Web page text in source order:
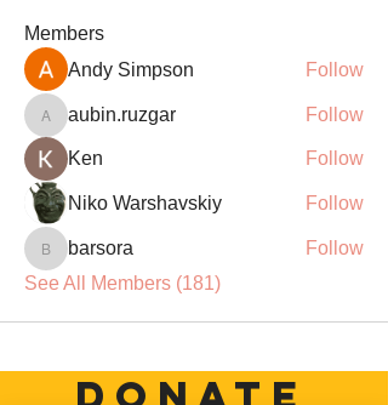
Members
Andy Simpson
Follow
aubin.ruzgar
aubin.ruzgar Follow
Ken Follow
Niko Warshavskiy Follow
barsora
barsora
Follow
See All Members (181)